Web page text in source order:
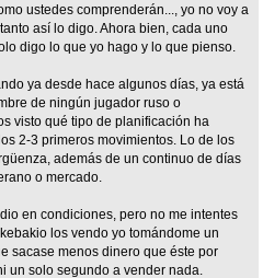
ustedes comprenderán..., yo no voy a
así lo digo. Ahora bien, cada uno
digo lo que yo hago y lo que pienso.
ya desde hace algunos días, ya está
de ningún jugador ruso o
visto qué tipo de planificación ha
2-3 primeros movimientos. Lo de los
además de un continuo de días
o mercado.
en condiciones, pero no me intentes
los vendo yo tomándome un
sacase menos dinero que éste por
un solo segundo a vender nada.